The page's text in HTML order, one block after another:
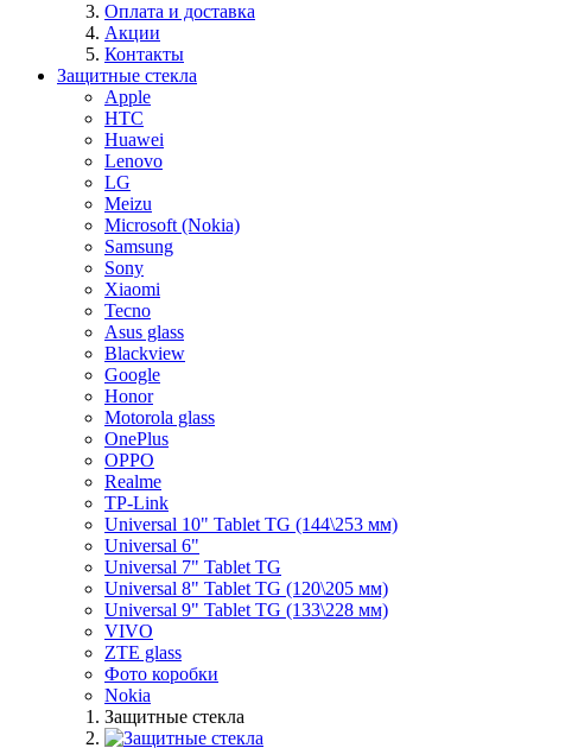
Оплата и доставка
Акции
Контакты
Защитные стекла
Apple
HTC
Huawei
Lenovo
LG
Meizu
Microsoft (Nokia)
Samsung
Sony
Xiaomi
Tecno
Asus glass
Blackview
Google
Honor
Motorola glass
OnePlus
OPPO
Realme
TP-Link
Universal 10" Tablet TG (144\253 мм)
Universal 6"
Universal 7" Tablet TG
Universal 8" Tablet TG (120\205 мм)
Universal 9" Tablet TG (133\228 мм)
VIVO
ZTE glass
Фото коробки
Nokia
Защитные стекла